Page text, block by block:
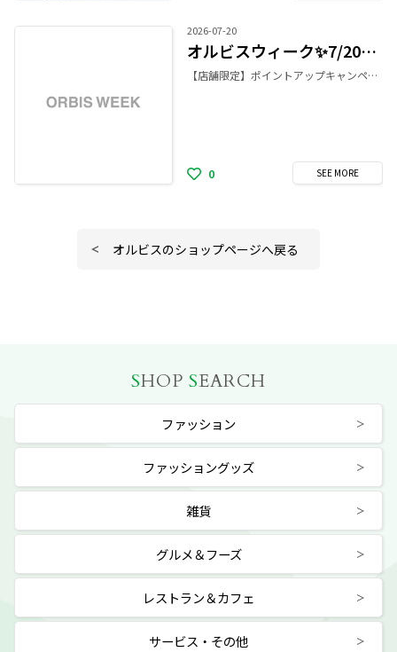
2026-07-20
オルビスウィーク✨7/20～8/10 5,500円ポイントアップ❣️
【店舗限定】ポイントアップキャンペーン🫧 7/20（月）から8/10（月）までの期間中、 税込5,500円以上ご購入ごとに500ポイントをプレゼント💡 是非、この機会にお買い物をお楽しみください🌷 ※期間中のご購入なら、お一人様何回でもプレゼント。 ※例）5,500円なら500pt、11,000円なら1000pt、16,500円なら1500pt
0 SEE MORE
オルビスのショップページへ戻る
SHOP SEARCH
ファッション
ファッショングッズ
雑貨
グルメ＆フーズ
レストラン＆カフェ
サービス・その他